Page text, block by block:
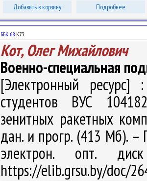
Добавить в корзину Подробнее
ББК 68.К73
Кот, Олег Михайлович
Военно-специальная
[Электронный ресурс]
студентов ВУС
зенитных ракетных
дан. и прогр. (413 Мб). –
электрон. опт.
https://elib.grsu.by/doc/